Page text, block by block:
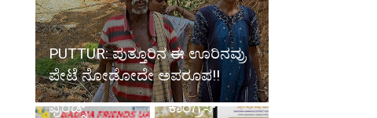
PUTTUR: ಪುತ್ತೂರಿನ ಈ ಊರಿನವ್ರು
ಪೇಟೆ ನೋಡೋದೇ ಅಪರೂಪ!!
ದುಬೈ: ಬದ್ರಿಯಾ
ಫ್ರೆಂಡ್ಸ್
MANGALURU:
ಖ್ಯಾತ
ಉದ್ಯಮಿಗೆ
ಹನಿಟ್ರ್ಯಾಪ್;
ಕಾಂಗ್ರೆಸ್